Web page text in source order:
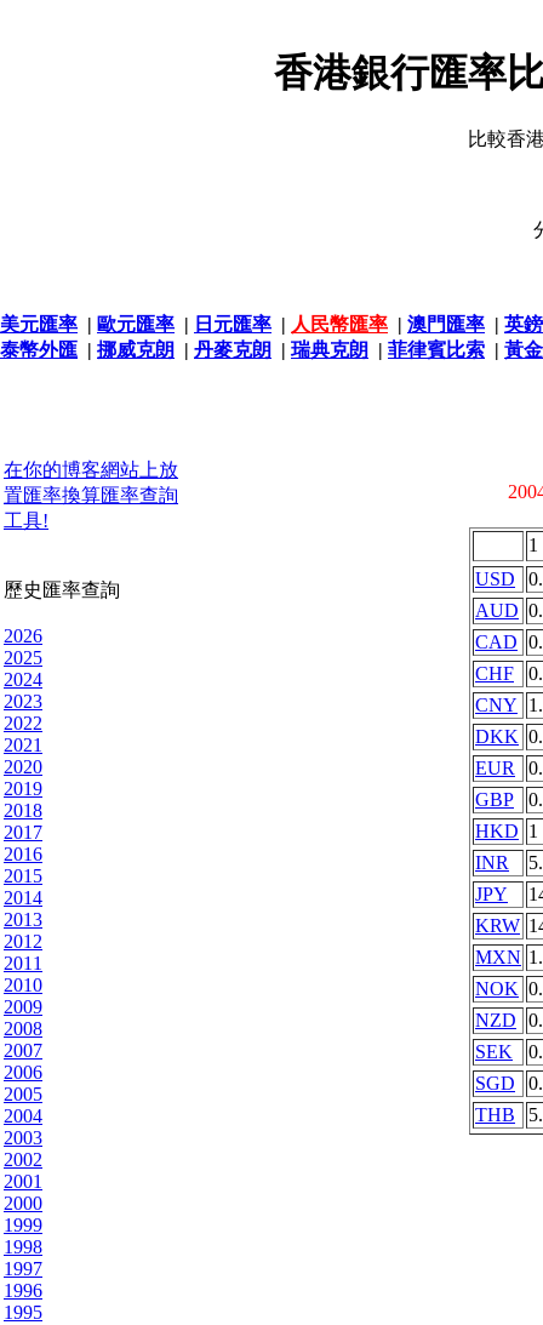
香港銀行匯率
比較香
美元匯率 | 歐元匯率 | 日元匯率 | 人民幣匯率 | 澳門匯率 | 英
泰幣外匯 | 挪威克朗 | 丹麥克朗 | 瑞典克朗 | 菲律賓比索 | 黃
在你的博客網站上放
置匯率換算匯率查詢
工具!
歷史匯率查詢
2026
2025
2024
2023
2022
2021
2020
2019
2018
2017
2016
2015
2014
2013
2012
2011
2010
2009
2008
2007
2006
2005
2004
2003
2002
2001
2000
1999
1998
1997
1996
1995
1
USD
AUD
CAD
CHF
CNY
DKK
EUR
GBP
HKD 1
INR
JPY
KRW
MXN
NOK
NZD
SEK
SGD
THB